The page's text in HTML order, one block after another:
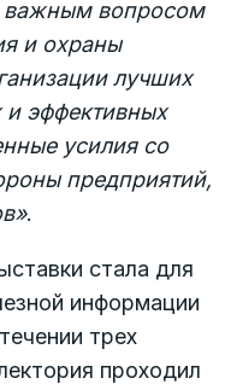
важным вопросом
и охраны
лучших
и эффективных
усилия со
предприятий,
.
стала для
информации
трех
проходил